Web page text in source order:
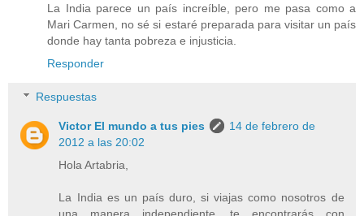
La India parece un país increíble, pero me pasa como a
Mari Carmen, no sé si estaré preparada para visitar un país
donde hay tanta pobreza e injusticia.
Responder
Respuestas
Victor El mundo a tus pies
14 de febrero de
2012 a las 20:02
Hola Artabria,
La India es un país duro, si viajas como nosotros de